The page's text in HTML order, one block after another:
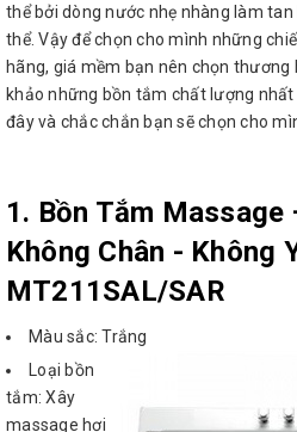
thể bởi dòng nước nhẹ nhàng làm
thể. Vậy để chọn cho mình những
hãng, giá mềm bạn nên chọn thương
khảo những bồn tắm chất lượng nhất
đây và chắc chắn bạn sẽ chọn cho
1. Bồn Tắm Massage
Không Chân - Không
MT211SAL/SAR
Màu sắc: Trắng
Loại bồn
tắm: Xây
massage hơi